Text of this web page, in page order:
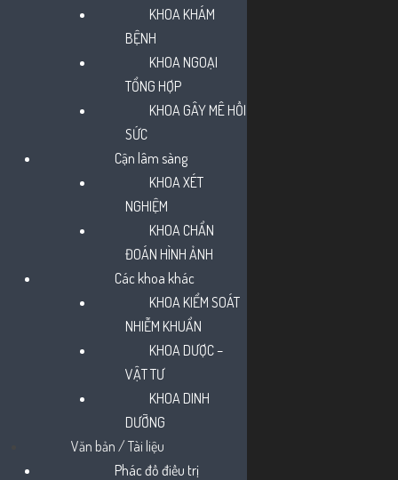
HCDC | Hướng dẫn giám
sát cách ly phòng bệnh sởi
KHOA KHÁM
BỆNH
KHOA NGOẠI
TỔNG HỢP
KHOA GÂY MÊ HỒI
SỨC
Cận lâm sàng
KHOA XÉT
NGHIỆM
KHOA CHẨN
ĐOÁN HÌNH ẢNH
Các khoa khác
KHOA KIỂM SOÁT
NHIỄM KHUẨN
KHOA DƯỢC –
VẬT TƯ
KHOA DINH
DƯỠNG
Văn bản / Tài liệu
Phác đồ điều trị